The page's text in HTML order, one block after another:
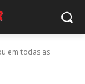
em todas as